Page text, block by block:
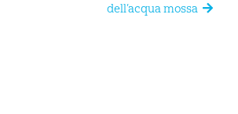
dell’acqua mossa